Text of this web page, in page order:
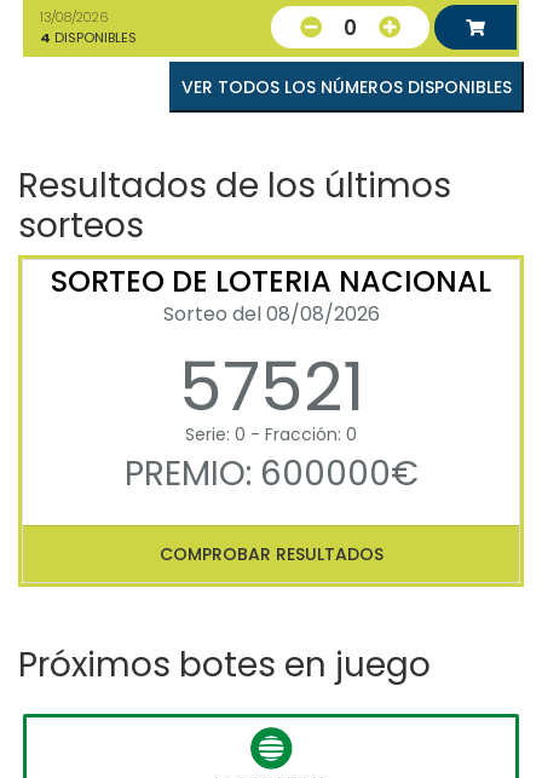
13/08/2026
4 DISPONIBLES 0
VER TODOS LOS NÚMEROS DISPONIBLES
Resultados de los últimos
sorteos
SORTEO DE LOTERIA NACIONAL
Sorteo del 08/08/2026
57521
Serie: 0 - Fracción: 0
PREMIO: 600000€
COMPROBAR RESULTADOS
Próximos botes en juego